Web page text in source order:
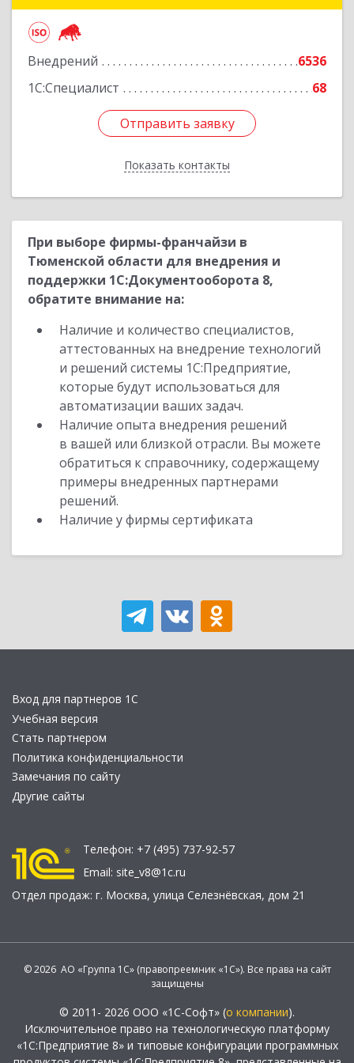
Внедрений
6536
1С:Специалист
68
Отправить заявку
Показать контакты
Екатеринбург г, Малышева ул, строение 29,
Подробнее
Отправить заявку
Назад
При выборе фирмы-франчайзи в
Тюменской области для внедрения и
поддержки 1С:Документооборота 8,
обратите внимание на:
Наличие и количество специалистов,
аттестованных на внедрение технологий
и решений системы 1С:Предприятие,
которые будут использоваться для
автоматизации ваших задач.
Наличие опыта внедрения решений
в вашей или близкой отрасли. Вы можете
обратиться к справочнику, содержащему
примеры внедренных партнерами
решений.
Наличие у фирмы сертификата
Вход для партнеров 1С
Учебная версия
Стать партнером
Политика конфиденциальности
Замечания по сайту
Другие сайты
Телефон: +7 (495) 737-92-57
Email: site_v8@1c.ru
Отдел продаж: г. Москва, улица Селезнёвская, дом 21
© 2026 АО «Группа 1С» (правопреемник «1С»). Все права на сайт
защищены
© 2011- 2026 ООО «1С-Софт» (о компании).
Исключительное право на технологическую платформу
«1С:Предприятие 8» и типовые конфигурации программных